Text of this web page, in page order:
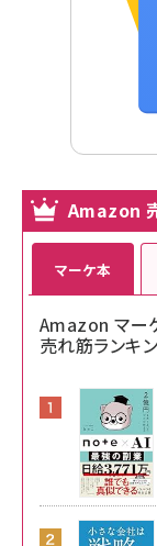
Amazon
マーケ本
Amazon マー
売れ筋ランキ